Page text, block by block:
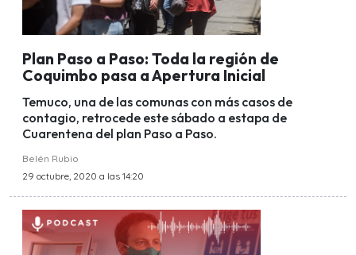
Plan Paso a Paso: Toda la región de
Coquimbo pasa a Apertura Inicial
Temuco, una de las comunas con más casos de
contagio, retrocede este sábado a estapa de
Cuarentena del plan Paso a Paso.
Belén Rubio
29 octubre, 2020 a las 14:20